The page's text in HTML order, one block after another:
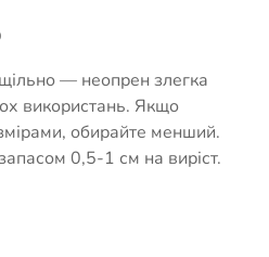
— неопрен злегка
використань. Якщо
обирайте менший.
0,5-1 см на виріст.